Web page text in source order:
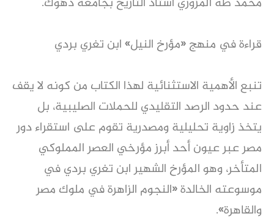
قراءة في منهج «مؤرخ النيل» ابن تغري بردي
تنبع الأهمية الاستثنائية لهذا الكتاب من كونه لا يقف
عند حدود الرصد التقليدي للحملات الصليبية، بل
يتخذ زاوية تحليلية ومصدرية تقوم على استقراء دور
مصر عبر عيون أحد أبرز مؤرخي العصر المملوكي
المتأخر، وهو المؤرخ الشهير ابن تغري بردي في
موسوعته الخالدة «النجوم الزاهرة في ملوك مصر
والقاهرة».